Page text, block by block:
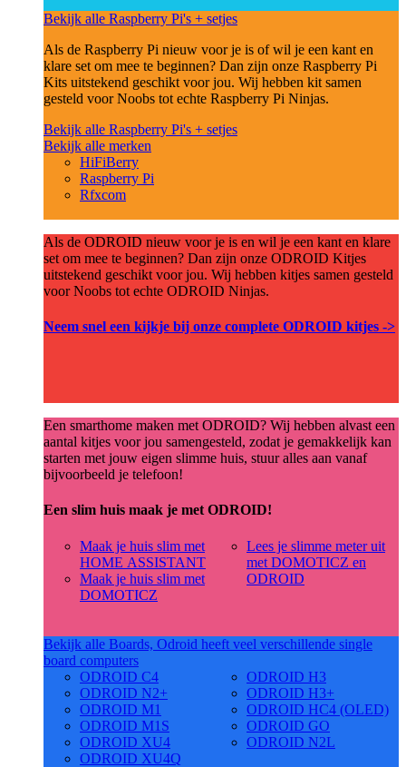
Bekijk alle Raspberry Pi's + setjes
Als de Raspberry Pi nieuw voor je is of wil je een kant en
klare set om mee te beginnen? Dan zijn onze Raspberry Pi
Kits uitstekend geschikt voor jou. Wij hebben kit samen
gesteld voor Noobs tot echte Raspberry Pi Ninjas.
Bekijk alle Raspberry Pi's + setjes
Bekijk alle merken
HiFiBerry
Raspberry Pi
Rfxcom
Als de ODROID nieuw voor je is en wil je een kant en klare
set om mee te beginnen? Dan zijn onze ODROID Kitjes
uitstekend geschikt voor jou. Wij hebben kitjes samen gesteld
voor Noobs tot echte ODROID Ninjas.
Neem snel een kijkje bij onze complete ODROID kitjes ->
Een smarthome maken met ODROID? Wij hebben alvast een
aantal kitjes voor jou samengesteld, zodat je gemakkelijk kan
starten met jouw eigen slimme huis, stuur alles aan vanaf
bijvoorbeeld je telefoon!
Een slim huis maak je met ODROID!
Maak je huis slim met
HOME ASSISTANT
Maak je huis slim met
DOMOTICZ
Lees je slimme meter uit
met DOMOTICZ en
ODROID
Bekijk alle Boards, Odroid heeft veel verschillende single
board computers
ODROID C4
ODROID N2+
ODROID M1
ODROID M1S
ODROID XU4
ODROID XU4Q
ODROID H3
ODROID H3+
ODROID HC4 (OLED)
ODROID GO
ODROID N2L